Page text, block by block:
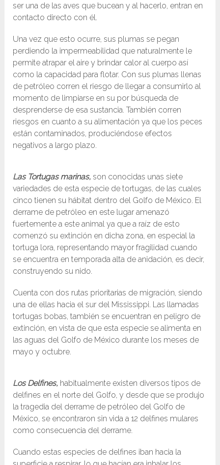
ser una de las aves que bucean y al hacerlo, entran en
contacto directo con él.
Una vez que esto ocurre, sus plumas se pegan
perdiendo la impermeabilidad que naturalmente le
permite atrapar el aire y brindar calor al cuerpo así
como la capacidad para flotar. Con sus plumas llenas
de petróleo corren el riesgo de llegar a consumirlo al
momento de limpiarse en su por búsqueda de
desprenderse de esa sustancia. También corren
riesgos en cuanto a su alimentación ya que los peces
están contaminados, produciéndose efectos
negativos a largo plazo.
Las Tortugas marinas,son conocidas unas siete
variedades de esta especie de tortugas, de las cuales
cinco tienen su hábitat dentro del Golfo de México. El
derrame de petróleo en este lugar amenazó
fuertemente a este animal ya que a raíz de esto
comenzó su extinción en dicha zona, en especial la
tortuga lora, representando mayor fragilidad cuando
se encuentra en temporada alta de anidación, es decir,
construyendo su nido.
Cuenta con dos rutas prioritarias de migración, siendo
una de ellas hacia el sur del Mississippi. Las llamadas
tortugas bobas, también se encuentran en peligro de
extinción, en vista de que esta especie se alimenta en
las aguas del Golfo de México durante los meses de
mayo y octubre.
Los Delfines, habitualmente existen diversos tipos de
delfines en el norte del Golfo, y desde que se produjo
la tragedia del derrame de petróleo del Golfo de
México, se encontraron sin vida a 12 delfines mulares
como consecuencia del derrame.
Cuando estas especies de delfines iban hacia la